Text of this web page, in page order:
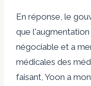
En réponse, le
que
négociable et a
médicales des
faisant, Yoon a